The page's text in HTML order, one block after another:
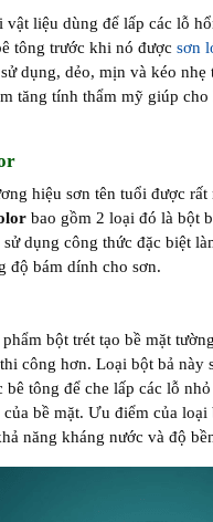
vật liệu dùng để lấp các lỗ
tông trước khi nó được sơn
dụng, dẻo, mịn và kéo nhẹ
tăng tính thẩm mỹ giúp cho
hiệu sơn tên tuổi được rất
bao gồm 2 loại đó là bột
dụng công thức đặc biệt
độ bám dính cho sơn.
bột trét tạo bề mặt
công hơn. Loại bột bả này
bê tông để che lấp các lỗ
bề mặt. Ưu điểm của loại
năng kháng nước và độ